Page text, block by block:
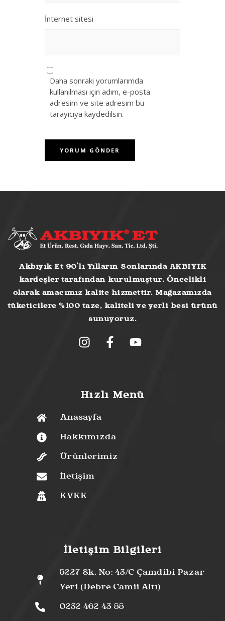
İnternet sitesi
Daha sonraki yorumlarımda
kullanılması için adım, e-posta
adresim ve site adresim bu
tarayıcıya kaydedilsin.
Akbıyık Et 90’lı Yılların Sonlarında AKBIYIK
kardeşler tarafından kurulmuştur. Öncelikli
olarak amacımız kalite hizmettir. Mağazamızda
tüketicilere %100 taze, kaliteli ve yerli besi ürünü
sunuyoruz.
Hızlı Menü
Anasayfa
Hakkımızda
Ürünlerimiz
İletişim
KVKK
İletişim Bilgileri
5227 Sk. No: 43/C Çamdibi Pazar
Yeri (Debre Camii Altı)
0232 462 43 55